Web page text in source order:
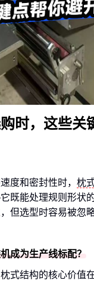
时，这些关
度和密封性时， 枕
既能处理规则形状
但选型时容易被忽
成为生产线标配？
式结构的核心价值